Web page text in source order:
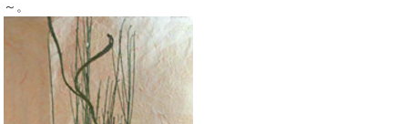
～。